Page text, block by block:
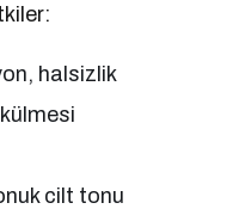
halsizlik
cilt tonu